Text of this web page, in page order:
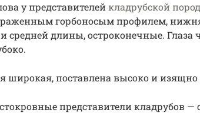
у представителей кладрубской
горбоносым профилем,
средней длины, остроконечные.
широкая, поставлена высоко и изящно
представители кладрубов —